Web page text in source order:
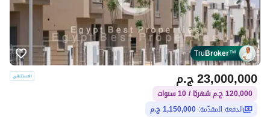
TruBroker™
ج.م23,000,000
120,000 ج.م شهريًا / 10 سنوات
الدفعة المقدّمة: 1,150,000 ج.م